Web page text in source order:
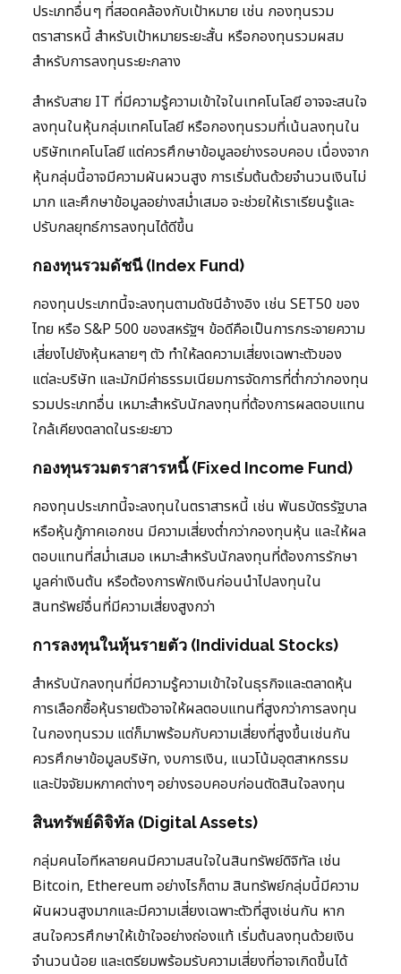
ประเภทอื่นๆ ที่สอดคล้องกับเป้าหมาย เช่น กองทุนรวม
ตราสารหนี้ สำหรับเป้าหมายระยะสั้น หรือกองทุนรวมผสม
สำหรับการลงทุนระยะกลาง
สำหรับสาย IT ที่มีความรู้ความเข้าใจในเทคโนโลยี อาจจะสนใจ
ลงทุนในหุ้นกลุ่มเทคโนโลยี หรือกองทุนรวมที่เน้นลงทุนใน
บริษัทเทคโนโลยี แต่ควรศึกษาข้อมูลอย่างรอบคอบ เนื่องจาก
หุ้นกลุ่มนี้อาจมีความผันผวนสูง การเริ่มต้นด้วยจำนวนเงินไม่
มาก และศึกษาข้อมูลอย่างสม่ำเสมอ จะช่วยให้เราเรียนรู้และ
ปรับกลยุทธ์การลงทุนได้ดีขึ้น
กองทุนรวมดัชนี (Index Fund)
กองทุนประเภทนี้จะลงทุนตามดัชนีอ้างอิง เช่น SET50 ของ
ไทย หรือ S&P 500 ของสหรัฐฯ ข้อดีคือเป็นการกระจายความ
เสี่ยงไปยังหุ้นหลายๆ ตัว ทำให้ลดความเสี่ยงเฉพาะตัวของ
แต่ละบริษัท และมักมีค่าธรรมเนียมการจัดการที่ต่ำกว่ากองทุน
รวมประเภทอื่น เหมาะสำหรับนักลงทุนที่ต้องการผลตอบแทน
ใกล้เคียงตลาดในระยะยาว
กองทุนรวมตราสารหนี้ (Fixed Income Fund)
กองทุนประเภทนี้จะลงทุนในตราสารหนี้ เช่น พันธบัตรรัฐบาล
หรือหุ้นกู้ภาคเอกชน มีความเสี่ยงต่ำกว่ากองทุนหุ้น และให้ผล
ตอบแทนที่สม่ำเสมอ เหมาะสำหรับนักลงทุนที่ต้องการรักษา
มูลค่าเงินต้น หรือต้องการพักเงินก่อนนำไปลงทุนใน
สินทรัพย์อื่นที่มีความเสี่ยงสูงกว่า
การลงทุนในหุ้นรายตัว (Individual Stocks)
สำหรับนักลงทุนที่มีความรู้ความเข้าใจในธุรกิจและตลาดหุ้น
การเลือกซื้อหุ้นรายตัวอาจให้ผลตอบแทนที่สูงกว่าการลงทุน
ในกองทุนรวม แต่ก็มาพร้อมกับความเสี่ยงที่สูงขึ้นเช่นกัน
ควรศึกษาข้อมูลบริษัท, งบการเงิน, แนวโน้มอุตสาหกรรม
และปัจจัยมหภาคต่างๆ อย่างรอบคอบก่อนตัดสินใจลงทุน
สินทรัพย์ดิจิทัล (Digital Assets)
กลุ่มคนไอทีหลายคนมีความสนใจในสินทรัพย์ดิจิทัล เช่น
Bitcoin, Ethereum อย่างไรก็ตาม สินทรัพย์กลุ่มนี้มีความ
ผันผวนสูงมากและมีความเสี่ยงเฉพาะตัวที่สูงเช่นกัน หาก
สนใจควรศึกษาให้เข้าใจอย่างถ่องแท้ เริ่มต้นลงทุนด้วยเงิน
จำนวนน้อย และเตรียมพร้อมรับความเสี่ยงที่อาจเกิดขึ้นได้